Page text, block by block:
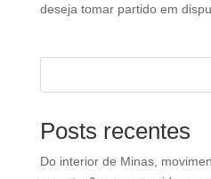
deseja tomar partido em
Posts recentes
Do interior de Minas,